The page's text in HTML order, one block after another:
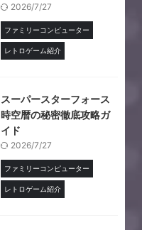
2026/7/27
ファミリーコンピューター
レトロゲーム紹介
スーパースターフォース
時空暦の秘密徹底攻略ガ
イド
2026/7/27
ファミリーコンピューター
レトロゲーム紹介